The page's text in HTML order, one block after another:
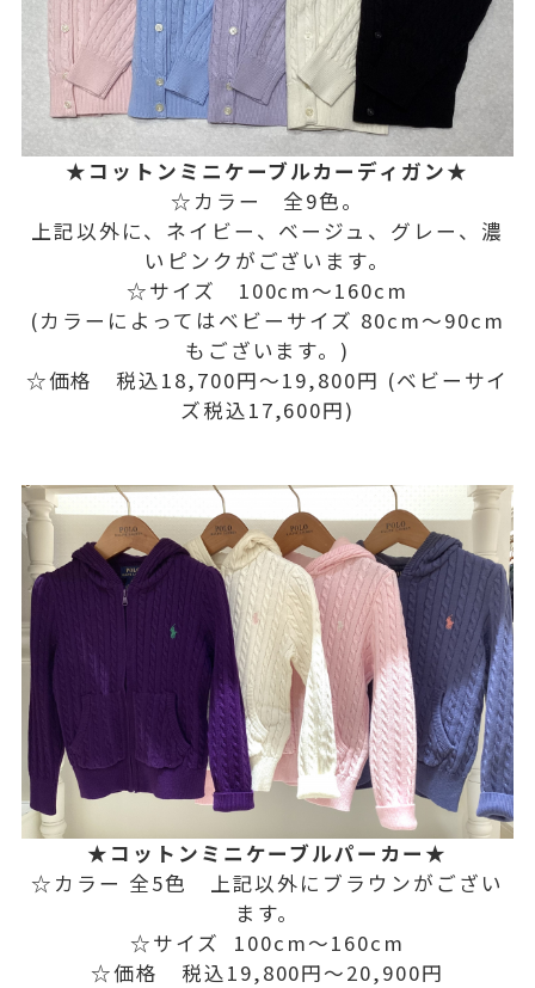
★コットンミニケーブルカーディガン★
☆カラー 全9色。
上記以外に、ネイビー、ベージュ、グレー、濃
いピンクがございます。
☆サイズ 100cm〜160cm
(カラーによってはベビーサイズ 80cm〜90cm
もございます。)
☆価格 税込18,700円〜19,800円 (ベビーサイ
ズ税込17,600円)
★コットンミニケーブルパーカー★
☆カラー 全5色 上記以外にブラウンがござい
ます。
☆サイズ 100cm〜160cm
☆価格 税込19,800円〜20,900円